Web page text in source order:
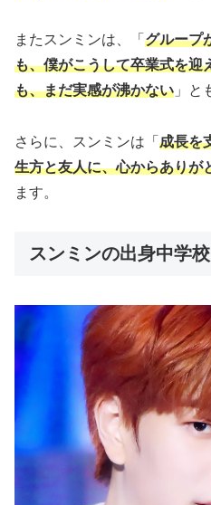
またスンミンは、「 グループ
も、僕がこうして卒業式を迎
も、まだ実感が沸かない 」と
さらに、スンミンは「 成長を
生方と友人に、心からありが
ます。
スンミンの出身中学